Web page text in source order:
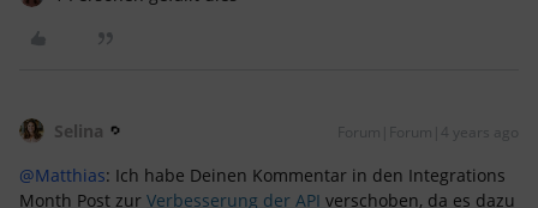
Selina Forum|Forum|4 years ago
@Matthias: Ich habe Deinen Kommentar in den Integrations
Month Post zur Verbesserung der API verschoben, da es dazu